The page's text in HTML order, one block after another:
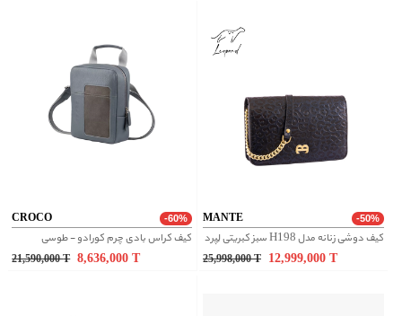
CROCO -60%
کیف کراس بادی چرم کورادو - طوسی
21,590,000 T 8,636,000
MANTE -50%
کیف دوشی زنانه مدل H198 سبز کبریتی لِپرد
25,998,000 T 12,999,000